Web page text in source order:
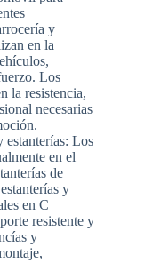
y
en la
Los
la resistencia,
necesarias
estanterías: Los
en el
de
y
en C
resistente y
y